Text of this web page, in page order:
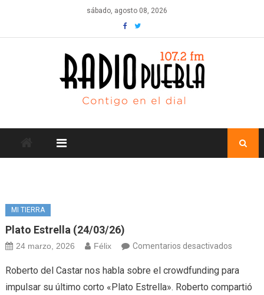
content
sábado, agosto 08, 2026
MI TIERRA
Plato Estrella (24/03/26)
24 marzo, 2026 Félix Comentarios desactivadosen
Estrella
(24/03/
Roberto del Castar nos habla sobre el crowdfunding para
impulsar su último corto «Plato Estrella». Roberto compartió